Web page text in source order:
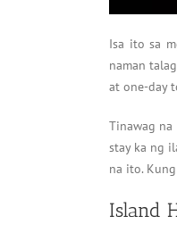
Isa ito sa
naman
at one-day
Tinawag na
stay ka ng
na ito.
Island